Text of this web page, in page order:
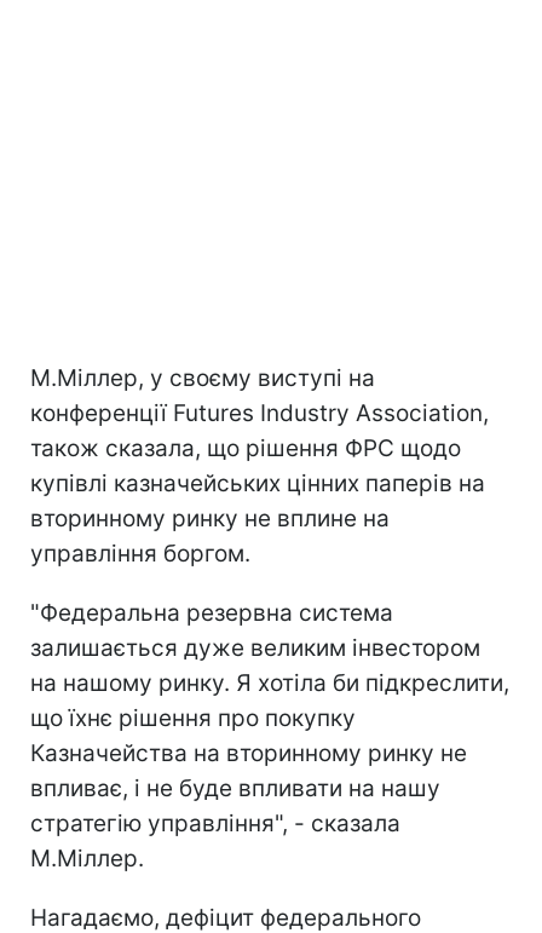
М.Міллер, у своєму виступі на
конференції Futures Industry Association,
також сказала, що рішення ФРС щодо
купівлі казначейських цінних паперів на
вторинному ринку не вплине на
управління боргом.
"Федеральна резервна система
залишається дуже великим інвестором
на нашому ринку. Я хотіла би підкреслити,
що їхнє рішення про покупку
Казначейства на вторинному ринку не
впливає, і не буде впливати на нашу
стратегію управління", - сказала
М.Міллер.
Нагадаємо, дефіцит федерального